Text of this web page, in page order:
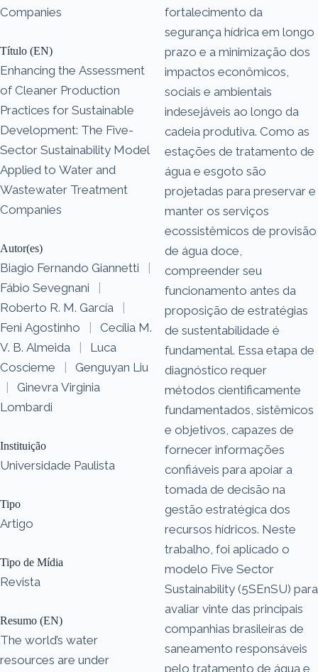
Companies
Título (EN)
Enhancing the Assessment
of Cleaner Production
Practices for Sustainable
Development: The Five-
Sector Sustainability Model
Applied to Water and
Wastewater Treatment
Companies
Autor(es)
Biagio Fernando Giannetti
|
Fábio Sevegnani
|
Roberto R. M. García
|
Feni Agostinho
|
Cecília M.
V. B. Almeida
|
Luca
Coscieme
|
Genguyan Liu
|
Ginevra Virginia
Lombardi
Instituição
Universidade Paulista
Tipo
Artigo
Tipo de Mídia
Revista
Resumo (EN)
The world’s water
resources are under
fortalecimento da
segurança hídrica em longo
prazo e a minimização dos
impactos econômicos,
sociais e ambientais
indesejáveis ao longo da
cadeia produtiva. Como as
estações de tratamento de
água e esgoto são
projetadas para preservar e
manter os serviços
ecossistêmicos de provisão
de água doce,
compreender seu
funcionamento antes da
proposição de estratégias
de sustentabilidade é
fundamental. Essa etapa de
diagnóstico requer
métodos cientificamente
fundamentados, sistêmicos
e objetivos, capazes de
fornecer informações
confiáveis para apoiar a
tomada de decisão na
gestão estratégica dos
recursos hídricos. Neste
trabalho, foi aplicado o
modelo Five Sector
Sustainability (5SEnSU) para
avaliar vinte das principais
companhias brasileiras de
saneamento responsáveis
pelo tratamento de água e